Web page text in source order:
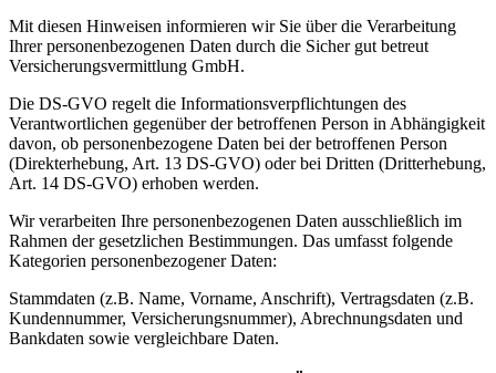
Mit diesen Hinweisen informieren wir Sie über die Verarbeitung
Ihrer personenbezogenen Daten durch die Sicher gut betreut
Versicherungsvermittlung GmbH.
Die DS-GVO regelt die Informationsverpflichtungen des
Verantwortlichen gegenüber der betroffenen Person in Abhängigkeit
davon, ob personenbezogene Daten bei der betroffenen Person
(Direkterhebung, Art. 13 DS-GVO) oder bei Dritten (Dritterhebung,
Art. 14 DS-GVO) erhoben werden.
Wir verarbeiten Ihre personenbezogenen Daten ausschließlich im
Rahmen der gesetzlichen Bestimmungen. Das umfasst folgende
Kategorien personenbezogener Daten:
Stammdaten (z.B. Name, Vorname, Anschrift), Vertragsdaten (z.B.
Kundennummer, Versicherungsnummer), Abrechnungsdaten und
Bankdaten sowie vergleichbare Daten.